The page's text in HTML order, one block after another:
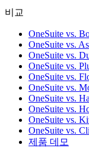
비교
OneSuite vs.
OneSuite vs.
OneSuite vs.
OneSuite vs.
OneSuite vs.
OneSuite vs.
OneSuite vs.
OneSuite vs.
OneSuite vs.
OneSuite vs.
제품 데모